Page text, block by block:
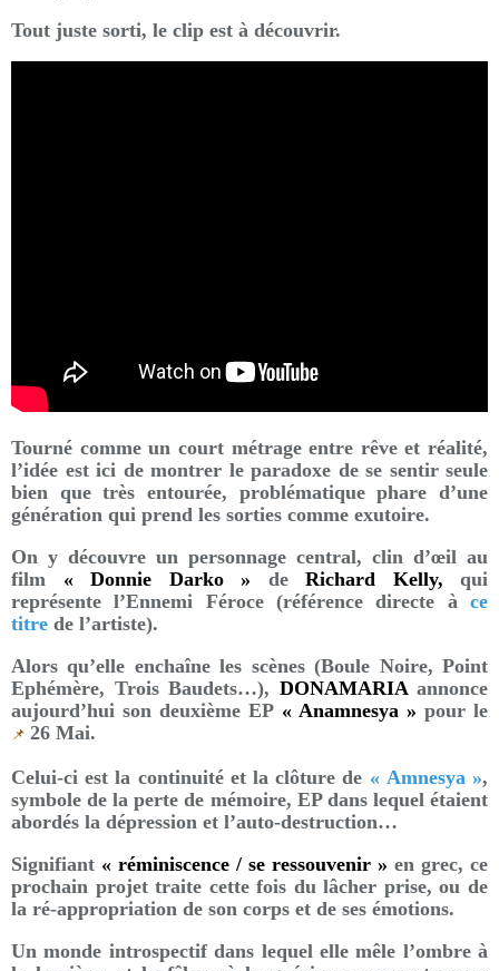
Tout juste sorti, le clip est à découvrir.
Tourné comme un court métrage entre rêve et réalité,
l’idée est ici de montrer le paradoxe de se sentir seule
bien que très entourée, problématique phare d’une
génération qui prend les sorties comme exutoire.
On y découvre un personnage central, clin d’œil au
film « Donnie Darko » de Richard Kelly, qui
représente l’Ennemi Féroce (référence directe à ce
titre de l’artiste).
Alors qu’elle enchaîne les scènes (Boule Noire, Point
Ephémère, Trois Baudets…), DONAMARIA annonce
aujourd’hui son deuxième EP« Anamnesya » pour le
📌 26 Mai.
Celui-ci est la continuité et la clôture de « Amnesya »,
symbole de la perte de mémoire, EP dans lequel étaient
abordés la dépression et l’auto-destruction…
Signifiant « réminiscence / se ressouvenir » en grec, ce
prochain projet traite cette fois du lâcher prise, ou de
la ré-appropriation de son corps et de ses émotions.
Un monde introspectif dans lequel elle mêle l’ombre à